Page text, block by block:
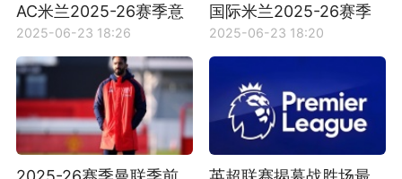
AC米兰2025-26赛季意
甲赛程详情一览
2025-06-23 18:26
国际米兰2025-26赛季
意甲赛程详情一览
2025-06-23 18:20